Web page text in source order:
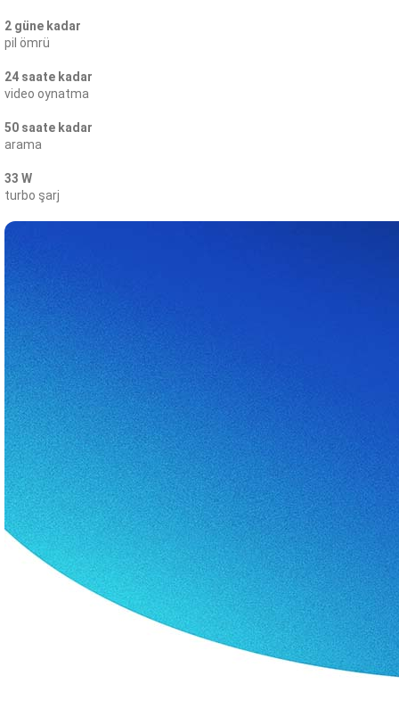
2 güne kadar
pil ömrü
24 saate kadar
video oynatma
50 saate kadar
arama
33 W
turbo şarj